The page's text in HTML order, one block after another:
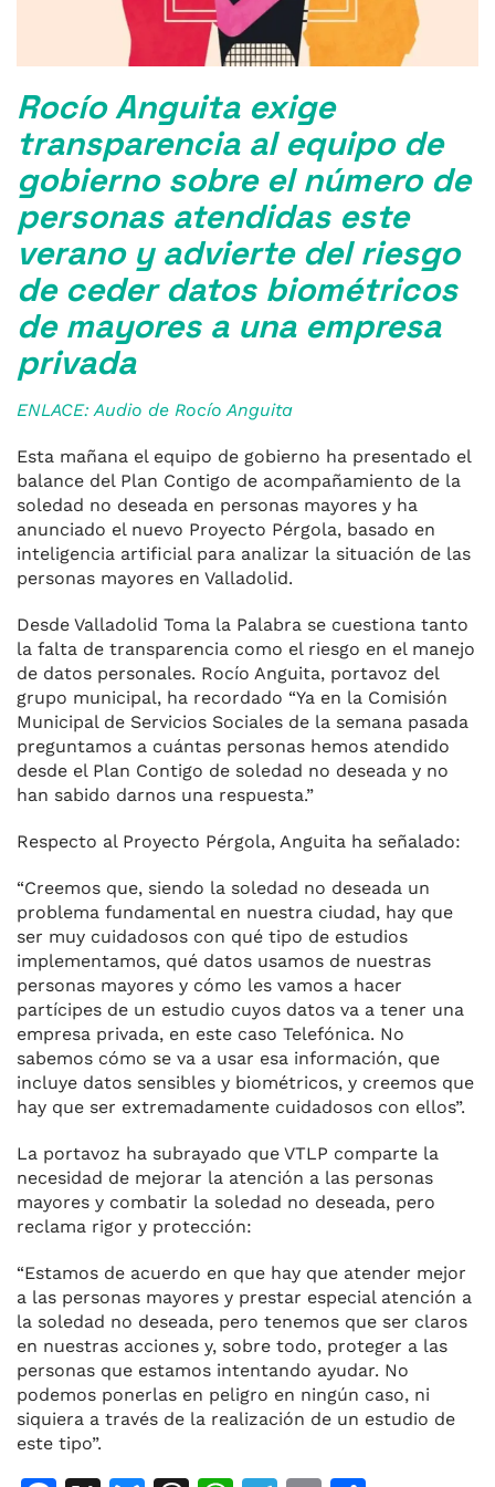
Rocío Anguita exige
transparencia al equipo de
gobierno sobre el número de
personas atendidas este
verano y advierte del riesgo
de ceder datos biométricos
de mayores a una empresa
privada
ENLACE: Audio de Rocío Anguita
Esta mañana el equipo de gobierno ha presentado el
balance del Plan Contigo de acompañamiento de la
soledad no deseada en personas mayores y ha
anunciado el nuevo Proyecto Pérgola, basado en
inteligencia artificial para analizar la situación de las
personas mayores en Valladolid.
Desde Valladolid Toma la Palabra se cuestiona tanto
la falta de transparencia como el riesgo en el manejo
de datos personales. Rocío Anguita, portavoz del
grupo municipal, ha recordado “Ya en la Comisión
Municipal de Servicios Sociales de la semana pasada
preguntamos a cuántas personas hemos atendido
desde el Plan Contigo de soledad no deseada y no
han sabido darnos una respuesta.”
Respecto al Proyecto Pérgola, Anguita ha señalado:
“Creemos que, siendo la soledad no deseada un
problema fundamental en nuestra ciudad, hay que
ser muy cuidadosos con qué tipo de estudios
implementamos, qué datos usamos de nuestras
personas mayores y cómo les vamos a hacer
partícipes de un estudio cuyos datos va a tener una
empresa privada, en este caso Telefónica. No
sabemos cómo se va a usar esa información, que
incluye datos sensibles y biométricos, y creemos que
hay que ser extremadamente cuidadosos con ellos”.
La portavoz ha subrayado que VTLP comparte la
necesidad de mejorar la atención a las personas
mayores y combatir la soledad no deseada, pero
reclama rigor y protección:
“Estamos de acuerdo en que hay que atender mejor
a las personas mayores y prestar especial atención a
la soledad no deseada, pero tenemos que ser claros
en nuestras acciones y, sobre todo, proteger a las
personas que estamos intentando ayudar. No
podemos ponerlas en peligro en ningún caso, ni
siquiera a través de la realización de un estudio de
este tipo”.